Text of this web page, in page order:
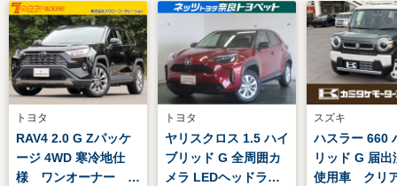
トヨタ
RAV4 2.0 G Zパッケ
ージ 4WD 寒冷地仕
様 ワンオーナー
トヨタ
ヤリスクロス 1.5 ハイ
ブリッド G 全周囲カ
メラ LEDヘッドライ
スズキ
ハスラー 660
リッド G 届出
使用車 クリ